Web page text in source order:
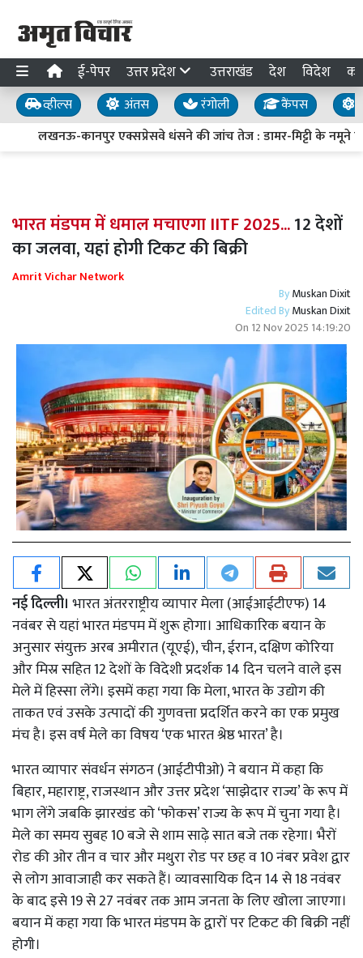
ई-पेपर उत्तर प्रदेश उत्तराखंड देश विदेश
व्हील्स अंतस रंगोली कैंपस
लखनऊ-कानपुर एक्सप्रेसवे धंसने की जांच तेज : डामर-मिट्टी के नमूने
भारत मंडपम में धमाल मचाएगा IITF 2025...12 देशों
का जलवा, यहां होगी टिकट की बिक्री
Amrit Vichar Network
ByMuskan Dixit
Edited ByMuskan Dixit
On 12 Nov 2025 14:19:20
नई दिल्ली। भारत अंतरराष्ट्रीय व्यापार मेला (आईआईटीएफ) 14
नवंबर से यहां भारत मंडपम में शुरू होगा। आधिकारिक बयान के
अनुसार संयुक्त अरब अमीरात (यूएई), चीन, ईरान, दक्षिण कोरिया
और मिस्र सहित 12 देशों के विदेशी प्रदर्शक 14 दिन चलने वाले इस
मेले में हिस्सा लेंगे। इसमें कहा गया कि मेला, भारत के उद्योग की
ताकत एवं उसके उत्पादों की गुणवत्ता प्रदर्शित करने का एक प्रमुख
मंच है। इस वर्ष मेले का विषय ‘एक भारत श्रेष्ठ भारत’ है।
भारत व्यापार संवर्धन संगठन (आईटीपीओ) ने बयान में कहा कि
बिहार, महाराष्ट्र, राजस्थान और उत्तर प्रदेश ‘साझेदार राज्य’ के रूप में
भाग लेंगे जबकि झारखंड को ‘फोकस’ राज्य के रूप में चुना गया है।
मेले का समय सुबह 10 बजे से शाम साढ़े सात बजे तक रहेगा। भैरों
रोड की ओर तीन व चार और मथुरा रोड पर छह व 10 नंबर प्रवेश द्वार
से लोग आवाजाही कर सकते हैं। व्यावसायिक दिन 14 से 18 नवंबर
के बाद इसे 19 से 27 नवंबर तक आम जनता के लिए खोला जाएगा।
बयान में कहा गया कि भारत मंडपम के द्वारों पर टिकट की बिक्री नहीं
होगी।